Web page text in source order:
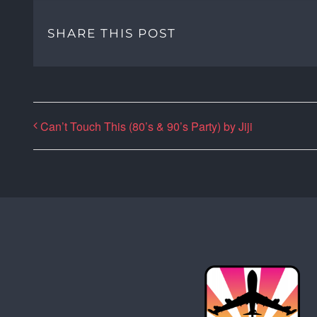
SHARE THIS POST
Can’t Touch This (80’s & 90’s Party) by Jiji